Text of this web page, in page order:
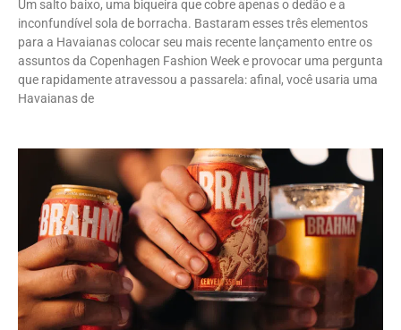
Um salto baixo, uma biqueira que cobre apenas o dedão e a
inconfundível sola de borracha. Bastaram esses três elementos
para a Havaianas colocar seu mais recente lançamento entre os
assuntos da Copenhagen Fashion Week e provocar uma pergunta
que rapidamente atravessou a passarela: afinal, você usaria uma
Havaianas de